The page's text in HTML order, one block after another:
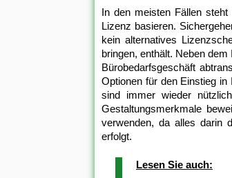
In den meisten Fällen
Lizenz basieren.
kein alternatives
bringen, enthält. Neben
Bürobedarfsgeschäft
Optionen für den Einstieg
sind immer wieder
Gestaltungsmerkmale
verwenden, da alles darin
erfolgt.
Lesen Sie auch: